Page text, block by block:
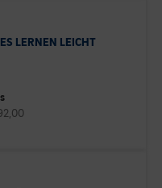
LERNEN LEICHT